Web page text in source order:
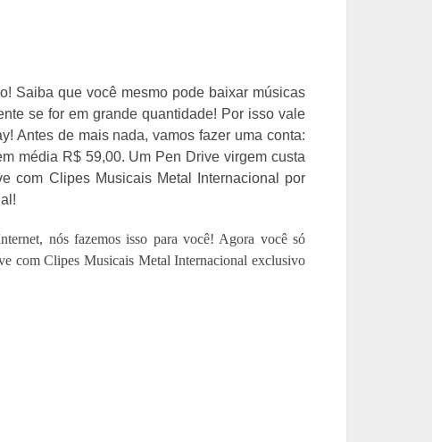
Saiba que você mesmo pode baixar músicas
se for em grande quantidade! Por isso vale
Antes de mais nada, vamos fazer uma conta:
média R$ 59,00. Um Pen Drive virgem custa
com Clipes Musicais Metal Internacional por
nós fazemos isso para você! Agora você só
com Clipes Musicais Metal Internacional exclusivo